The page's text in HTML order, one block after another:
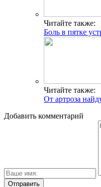
Читайте также:
Боль в пятке
Читайте также:
От артроза
Добавить комментарий